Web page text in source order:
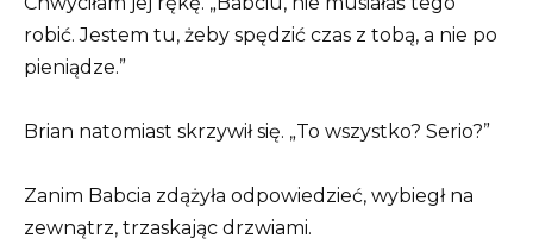
robić. Jestem tu, żeby spędzić czas z tobą, a nie po
pieniądze.”
Brian natomiast skrzywił się. „To wszystko? Serio?”
Zanim Babcia zdążyła odpowiedzieć, wybiegł na
zewnątrz, trzaskając drzwiami.